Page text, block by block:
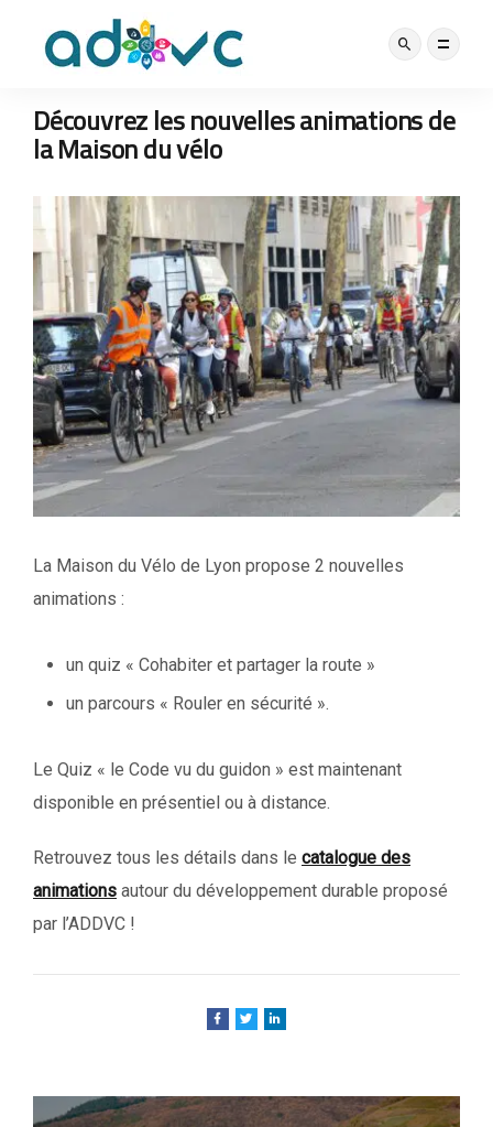
Découvrez les nouvelles animations de
la Maison du vélo
La Maison du Vélo de Lyon propose 2 nouvelles
animations :
un quiz « Cohabiter et partager la route »
un parcours « Rouler en sécurité ».
Le Quiz « le Code vu du guidon » est maintenant
disponible en présentiel ou à distance.
Retrouvez tous les détails dans le catalogue des
animations autour du développement durable proposé
par l’ADDVC !